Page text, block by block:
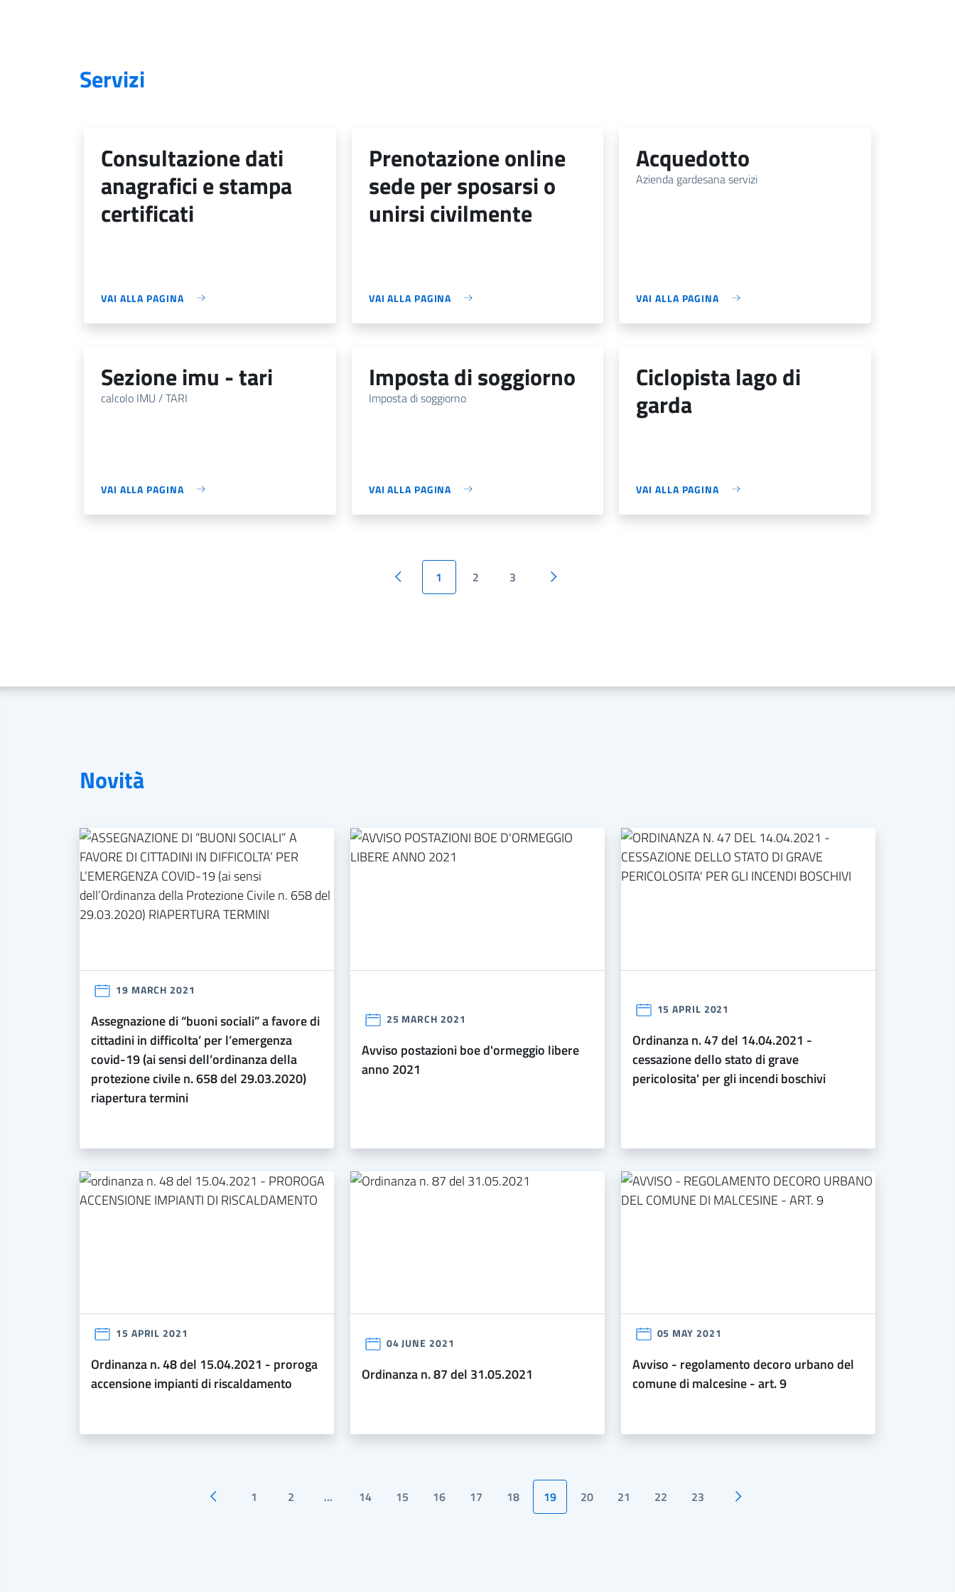
Servizi
consultazione dati
anagrafici e stampa
certificati
VAI ALLA PAGINA
prenotazione online
sede per sposarsi o
unirsi civilmente
VAI ALLA PAGINA
acquedotto
Azienda gardesana servizi
VAI ALLA PAGINA
sezione imu - tari
calcolo IMU / TARI
VAI ALLA PAGINA
imposta di soggiorno
Imposta di soggiorno
VAI ALLA PAGINA
ciclopista lago di
garda
VAI ALLA PAGINA
Pagina precedente
1 2 3 Pagina successiva
Novità
19 MARCH 2021
assegnazione di “buoni sociali” a favore di
cittadini in difficolta’ per l’emergenza
covid-19 (ai sensi dell’ordinanza della
protezione civile n. 658 del 29.03.2020)
riapertura termini
25 MARCH 2021
avviso postazioni boe d'ormeggio libere
anno 2021
15 APRIL 2021
ordinanza n. 47 del 14.04.2021 -
cessazione dello stato di grave
pericolosita' per gli incendi boschivi
15 APRIL 2021
ordinanza n. 48 del 15.04.2021 - proroga
accensione impianti di riscaldamento
04 JUNE 2021
ordinanza n. 87 del 31.05.2021
05 MAY 2021
avviso - regolamento decoro urbano del
comune di malcesine - art. 9
Pagina precedente
1 2 ... 14 15 16 17 18 19 20 21 22 23 Pagina successiva